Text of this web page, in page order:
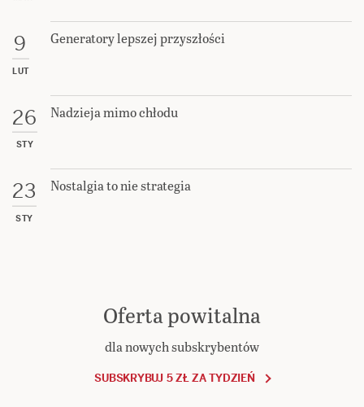
9
LUT
Generatory lepszej przyszłości
26
STY
Nadzieja mimo chłodu
23
STY
Nostalgia to nie strategia
Oferta powitalna
dla nowych subskrybentów
SUBSKRYBUJ 5 ZŁ ZA TYDZIEŃ